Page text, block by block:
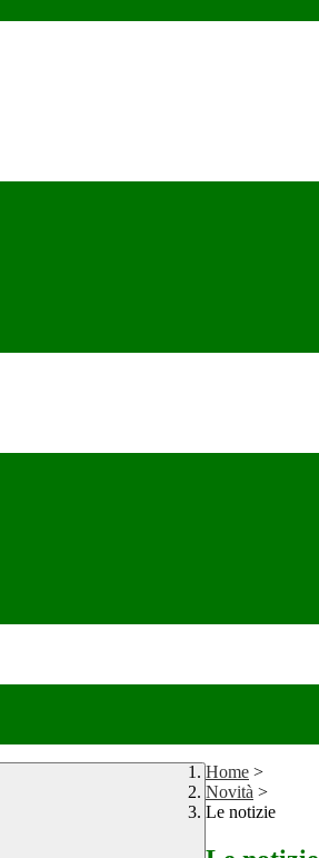
Home >
Novità >
Le notizie